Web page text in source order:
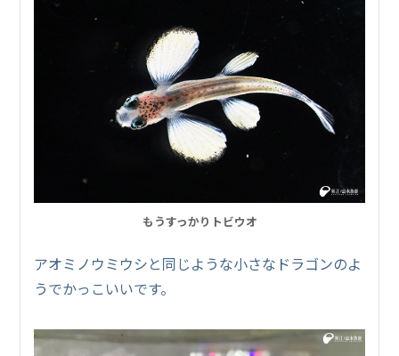
もうすっかりトビウオ
アオミノウミウシと同じような小さなドラゴンのよ
うでかっこいいです。